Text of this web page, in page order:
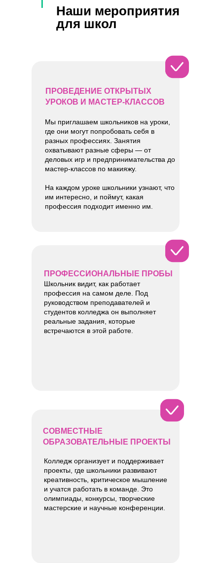
Наши мероприятия
для школ
Мы приглашаем школьников на уроки,
где они могут попробовать себя в
разных профессиях. Занятия
охватывают разные сферы — от
деловых игр и предпринимательства до
мастер-классов по макияжу.
На каждом уроке школьники узнают, что
им интересно, и поймут, какая
профессия подходит именно им.
ПРОВЕДЕНИЕ ОТКРЫТЫХ
УРОКОВ И МАСТЕР-КЛАССОВ
СОВМЕСТНЫЕ
ОБРАЗОВАТЕЛЬНЫЕ ПРОЕКТЫ
Колледж организует и поддерживает
проекты, где школьники развивают
креативность, критическое мышление
и учатся работать в команде. Это
олимпиады, конкурсы, творческие
мастерские и научные конференции.
ПРОФЕССИОНАЛЬНЫЕ ПРОБЫ
Школьник видит, как работает
профессия на самом деле. Под
руководством преподавателей и
студентов колледжа он выполняет
реальные задания, которые
встречаются в этой работе.